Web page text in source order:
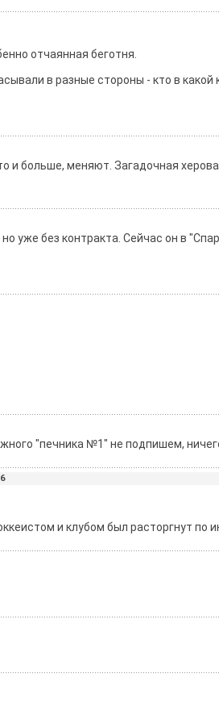
отчаянная беготня.
в разные стороны - кто в
и больше, меняют. Загадочная херова
уже без контракта. Сейчас он в
"печника №1" не подпишем,
и клубом был расторгнут по